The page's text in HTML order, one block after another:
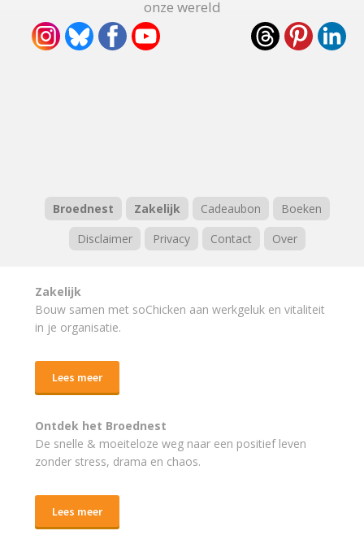
onze wereld
Broednest Zakelijk Cadeaubon
Boeken
Disclaimer
Privacy Contact Over
Zakelijk
Bouw samen met soChicken aan werkgeluk en vitaliteit
in je organisatie.
Lees meer
Ontdek het Broednest
De snelle & moeiteloze weg naar een positief leven
zonder stress, drama en chaos.
Lees meer